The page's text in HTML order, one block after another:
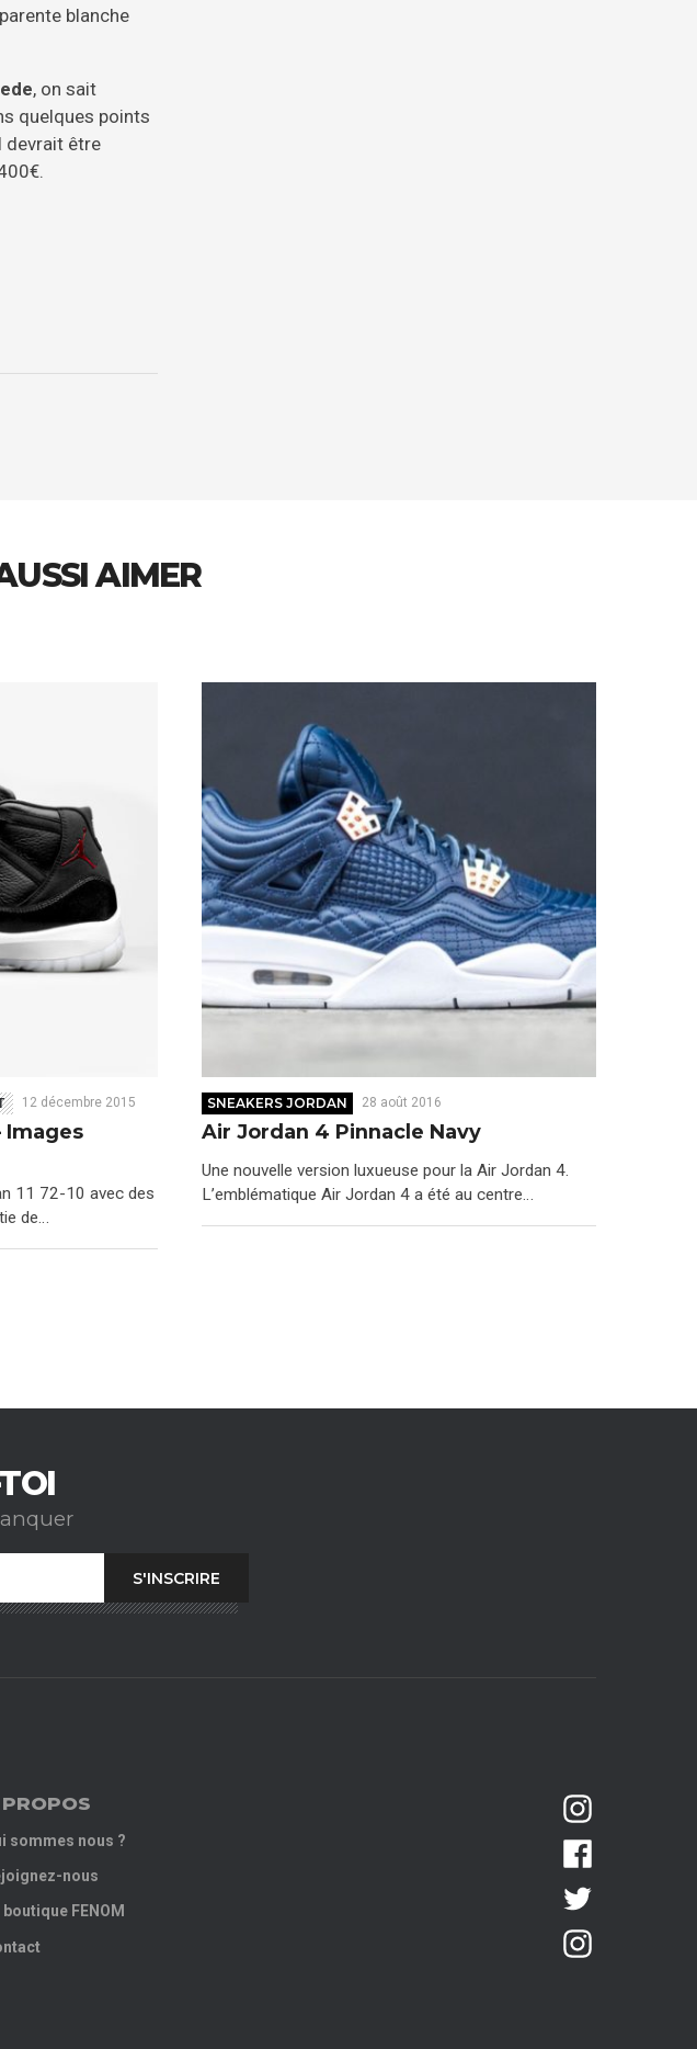
blanche
, on sait
quelques points
devrait être
AIMER
12 décembre 2015
Images
11 72-10 avec des
de…
SNEAKERS JORDAN 28 août 2016
Air Jordan 4 Pinnacle Navy
Une nouvelle version luxueuse pour la Air Jordan 4.
L’emblématique Air Jordan 4 a été au centre…
sommes nous ?
nous
boutique FENOM